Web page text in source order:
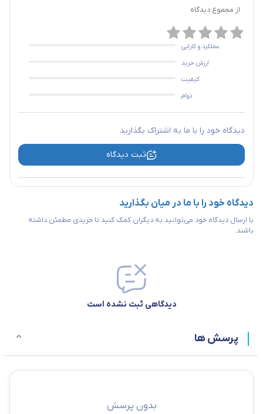
از مجموع دیدگاه
عملکرد و کارایی
ارزش خرید
کیفیت
دوام
دیدگاه خود را با ما به اشتراک بگذارید
ثبت دیدگاه
دیدگاه خود را با ما در میان بگذارید
با ارسال دیدگاه خود می‌توانید به دیگران کمک کنید تا خریدی مطمئن داشته
باشند.
دیدگاهی ثبت نشده است
پرسش ها
بدون پرسش